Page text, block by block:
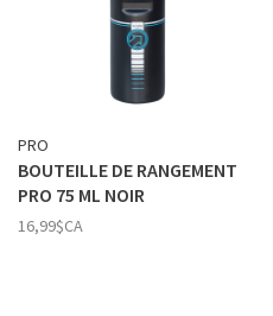
PRO
BOUTEILLE DE RANGEMENT
PRO 75 ML NOIR
16,99$CA